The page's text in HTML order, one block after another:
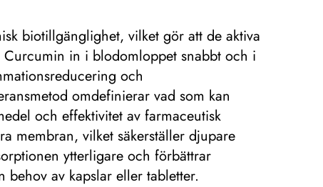
biotillgänglighet, vilket gör att de aktiva
in i blodomloppet snabbt och i
och
omdefinierar vad som kan
och effektivitet av farmaceutisk
membran, vilket säkerställer djupare
ytterligare och förbättrar
av kapslar eller tabletter.